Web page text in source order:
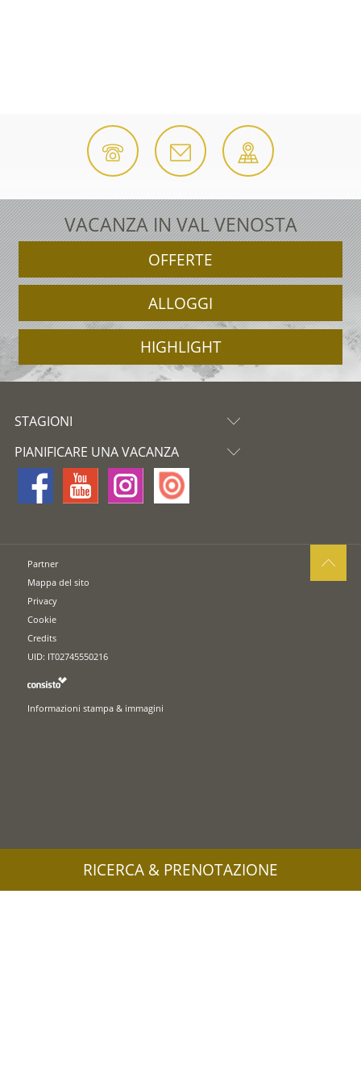
VACANZA IN VAL VENOSTA
OFFERTE
ALLOGGI
HIGHLIGHT
STAGIONI
PIANIFICARE UNA VACANZA
Partner
Mappa del sito
Privacy
Cookie
Credits
UID: IT02745550216
Informazioni stampa & immagini
RICERCA & PRENOTAZIONE